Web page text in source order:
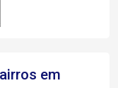
em